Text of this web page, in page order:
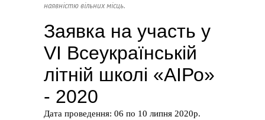
наявністю вільних місць.